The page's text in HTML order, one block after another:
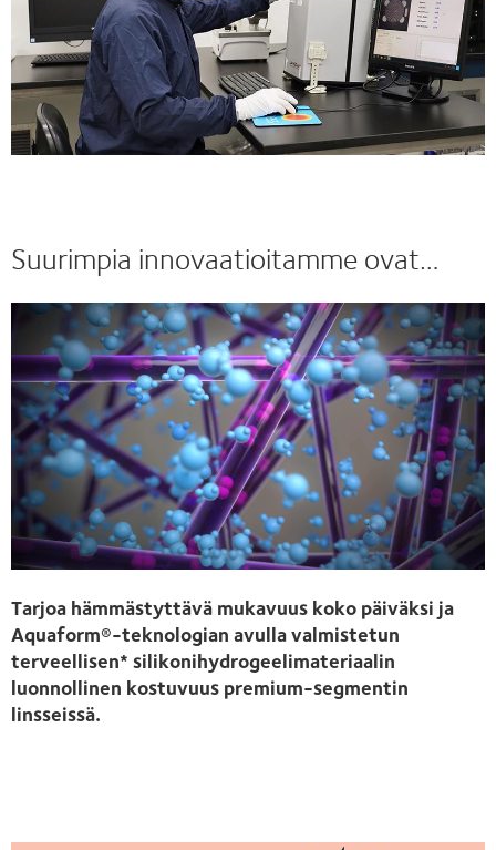
Suurimpia innovaatioitamme ovat…
Tarjoa hämmästyttävä mukavuus koko päiväksi ja
Aquaform®-teknologian avulla valmistetun
terveellisen* silikonihydrogeelimateriaalin
luonnollinen kostuvuus premium-segmentin
linsseissä.